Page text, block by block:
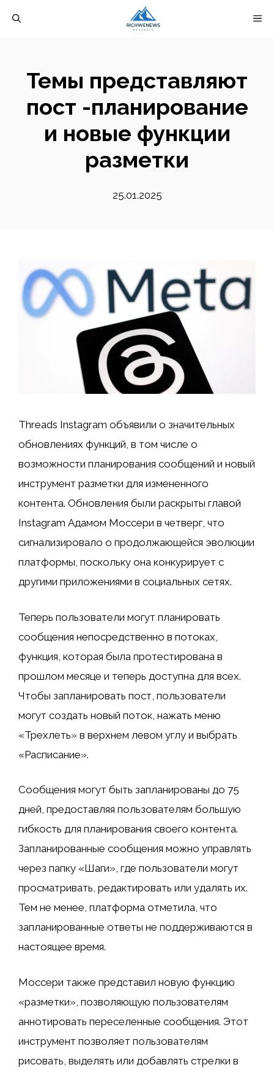
Темы представляют
пост -планирование
и новые функции
разметки
25.01.2025
Threads Instagram объявили о значительных
обновлениях функций, в том числе о
возможности планирования сообщений и новый
инструмент разметки для измененного
контента. Обновления были раскрыты главой
Instagram Адамом Моссери в четверг, что
сигнализировало о продолжающейся эволюции
платформы, поскольку она конкурирует с
другими приложениями в социальных сетях.
Теперь пользователи могут планировать
сообщения непосредственно в потоках,
функция, которая была протестирована в
прошлом месяце и теперь доступна для всех.
Чтобы запланировать пост, пользователи
могут создать новый поток, нажать меню
«Трехлеть» в верхнем левом углу и выбрать
«Расписание».
Сообщения могут быть запланированы до 75
дней, предоставляя пользователям большую
гибкость для планирования своего контента.
Запланированные сообщения можно управлять
через папку «Шаги», где пользователи могут
просматривать, редактировать или удалять их.
Тем не менее, платформа отметила, что
запланированные ответы не поддерживаются в
настоящее время.
Моссери также представил новую функцию
«разметки», позволяющую пользователям
аннотировать переселенные сообщения. Этот
инструмент позволяет пользователям
рисовать, выделять или добавлять стрелки в